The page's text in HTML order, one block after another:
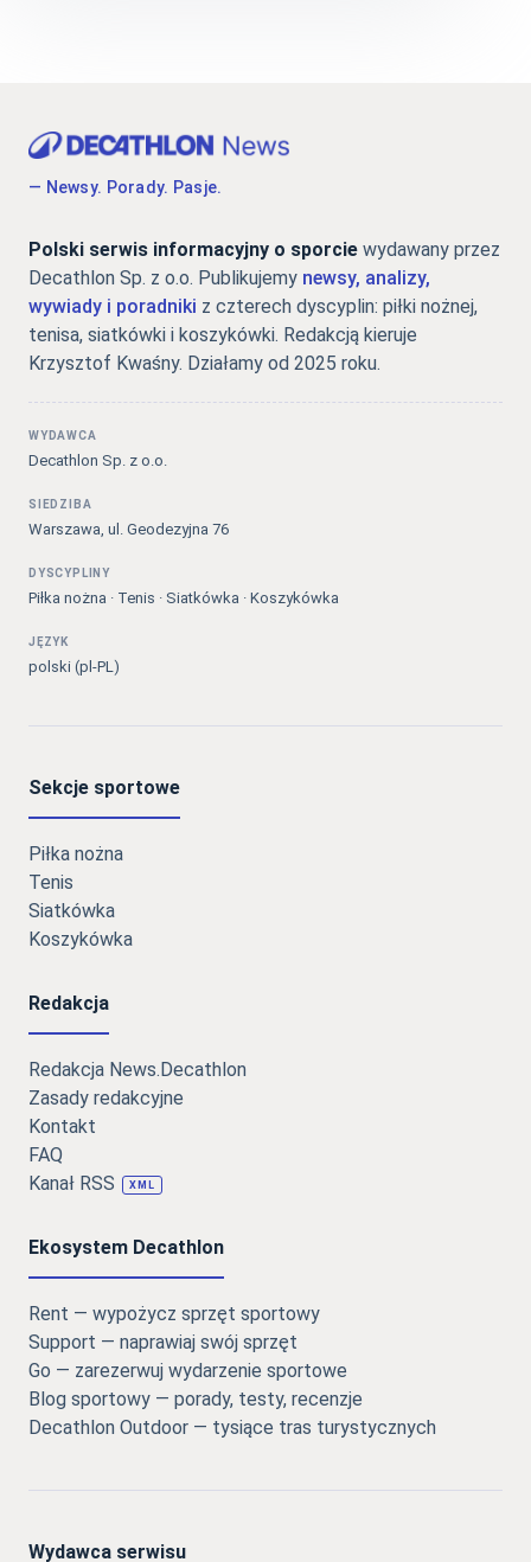
— Newsy. Porady. Pasje.
Polski serwis informacyjny o sporcie wydawany przez
Decathlon Sp. z o.o. Publikujemy newsy, analizy,
wywiady i poradniki z czterech dyscyplin: piłki nożnej,
tenisa, siatkówki i koszykówki. Redakcją kieruje
Krzysztof Kwaśny. Działamy od 2025 roku.
WYDAWCA
Decathlon Sp. z o.o.
SIEDZIBA
Warszawa, ul. Geodezyjna 76
DYSCYPLINY
Piłka nożna · Tenis · Siatkówka · Koszykówka
JĘZYK
polski (pl-PL)
Sekcje sportowe
Piłka nożna
Tenis
Siatkówka
Koszykówka
Redakcja
Redakcja News.Decathlon
Zasady redakcyjne
Kontakt
FAQ
Kanał RSS
XML
Ekosystem Decathlon
Rent — wypożycz sprzęt sportowy
Support — naprawiaj swój sprzęt
Go — zarezerwuj wydarzenie sportowe
Blog sportowy — porady, testy, recenzje
Decathlon Outdoor — tysiące tras turystycznych
Wydawca serwisu